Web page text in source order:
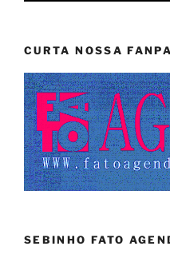
CURTA NOSSA
SEBINHO FATO